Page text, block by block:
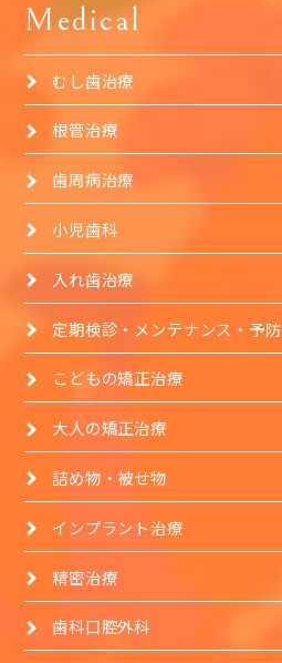
Medical
むし歯治療
根管治療
歯周病治療
小児歯科
入れ歯治療
定期検診・メンテナンス・予防
こどもの矯正治療
大人の矯正治療
詰め物・被せ物
インプラント治療
精密治療
歯科口腔外科